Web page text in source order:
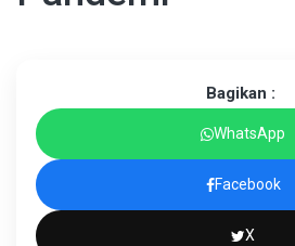
Bagikan :
WhatsApp
Facebook
X